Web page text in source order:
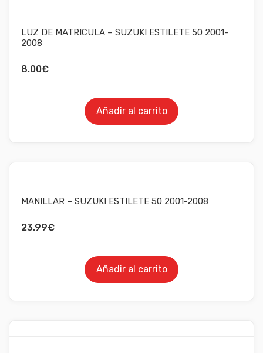
LUZ DE MATRICULA – SUZUKI ESTILETE 50 2001-
2008
8.00€
Añadir al carrito
MANILLAR – SUZUKI ESTILETE 50 2001-2008
23.99€
Añadir al carrito